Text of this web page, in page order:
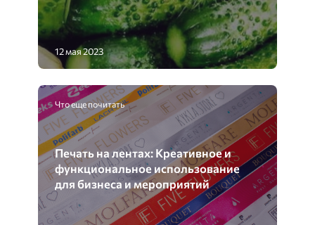
12 мая 2023
Что еще почитать
Печать на лентах: Креативное и
функциональное использование
для бизнеса и мероприятий